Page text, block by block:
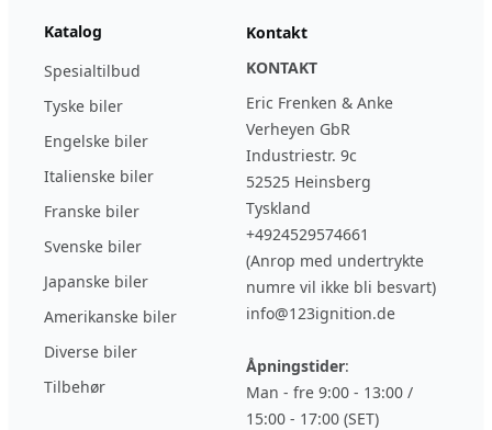
Katalog
Spesialtilbud
Tyske biler
Engelske biler
Italienske biler
Franske biler
Svenske biler
Japanske biler
Amerikanske biler
Diverse biler
Tilbehør
Kontakt
KONTAKT
Eric Frenken & Anke
Verheyen GbR
Industriestr. 9c
52525 Heinsberg
Tyskland
+4924529574661
(Anrop med undertrykte
numre vil ikke bli besvart)
info@123ignition.de
Åpningstider:
Man - fre 9:00 - 13:00 /
15:00 - 17:00 (SET)